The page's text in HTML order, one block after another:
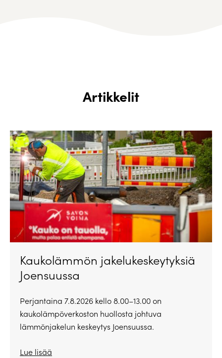
Artikkelit
Kaukolämmön jakelukeskeytyksiä
Joensuussa
Perjantaina 7.8.2026 kello 8.00–13.00 on
kaukolämpöverkoston huollosta johtuva
lämmönjakelun keskeytys Joensuussa.
Lue lisää